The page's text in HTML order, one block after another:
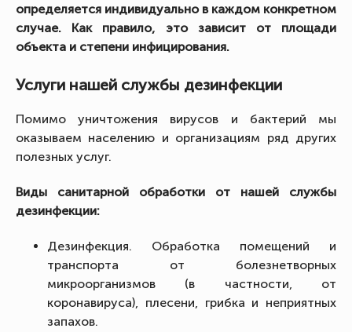
определяется индивидуально в каждом конкретном
случае. Как правило, это зависит от площади
объекта и степени инфицирования.
Услуги нашей службы дезинфекции
Помимо уничтожения вирусов и бактерий мы
оказываем населению и организациям ряд других
полезных услуг.
Виды санитарной обработки от нашей службы
дезинфекции:
Дезинфекция. Обработка помещений и
транспорта от болезнетворных
микроорганизмов (в частности, от
коронавируса), плесени, грибка и неприятных
запахов.